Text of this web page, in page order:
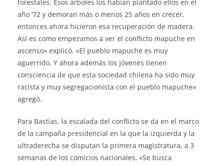
forestales. Esos árboles los habían plantado ellos en el
año ’72 y demoran más o menos 25 años en crecer,
entonces ahora hicieron esa recuperación de madera.
Así es como empezamos a ver el conflicto mapuche en
ascenso» explicó. «El pueblo mapuche es muy
aguerrido. Y ahora además los jóvenes tienen
consciencia de que esta sociedad chilena ha sido muy
racista y muy segregacionista con el pueblo mapuche»
agregó.
Para Bastías, la escalada del conflicto se da en el marco
de la campaña presidencial en la que la izquierda y la
ultraderecha se disputan la primera magistratura, a 3
semanas de los comicios nacionales. «Se busca